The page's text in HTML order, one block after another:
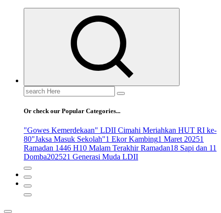
Search
for:
Or check our Popular Categories...
"Gowes Kemerdekaan" LDII Cimahi Meriahkan HUT RI ke-
80"Jaksa Masuk Sekolah"1 Ekor Kambing1 Maret 20251
Ramadan 1446 H10 Malam Terakhir Ramadan18 Sapi dan 11
Domba202521 Generasi Muda LDII